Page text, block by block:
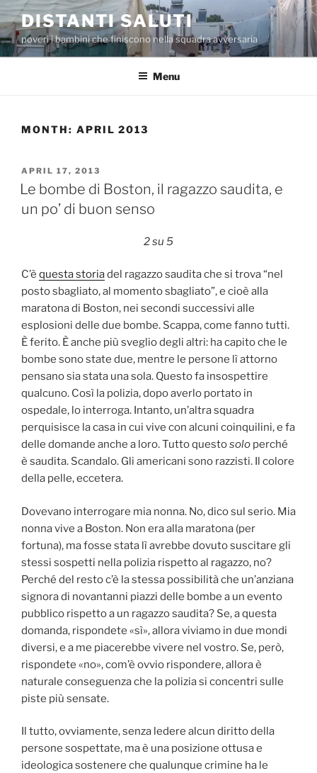
Skip
to
content
DISTANTI SALUTI
poveri i bambini che finiscono nella squadra avversaria
Menu
MONTH: APRIL 2013
POSTED
ON
APRIL 17, 2013
Le bombe di Boston, il ragazzo saudita, e
un po’ di buon senso
2 su 5
C’è questa storiadel ragazzo saudita che si trova “nel
posto sbagliato, al momento sbagliato”, e cioè alla
maratona di Boston, nei secondi successivi alle
esplosioni delle due bombe. Scappa, come fanno tutti.
È ferito. È anche più sveglio degli altri: ha capito che le
bombe sono state due, mentre le persone lì attorno
pensano sia stata una sola. Questo fa insospettire
qualcuno. Così la polizia, dopo averlo portato in
ospedale, lo interroga. Intanto, un’altra squadra
perquisisce la casa in cui vive con alcuni coinquilini, e fa
delle domande anche a loro. Tutto questosolo perché
è saudita. Scandalo. Gli americani sono razzisti. Il colore
della pelle, eccetera.
Dovevano interrogare mia nonna. No, dico sul serio. Mia
nonna vive a Boston. Non era alla maratona (per
fortuna), ma fosse stata lì avrebbe dovuto suscitare gli
stessi sospetti nella polizia rispetto al ragazzo, no?
Perché del resto c’è la stessa possibilità che un’anziana
signora di novantanni piazzi delle bombe a un evento
pubblico rispetto a un ragazzo saudita? Se, a questa
domanda, rispondete «sì», allora viviamo in due mondi
diversi, e a me piacerebbe vivere nel vostro. Se, però,
rispondete «no», com’è ovvio rispondere, allora è
naturale conseguenza che la polizia si concentri sulle
piste più sensate.
Il tutto, ovviamente, senza ledere alcun diritto della
persone sospettate, ma è una posizione ottusa e
ideologica sostenere che qualunque crimine ha le